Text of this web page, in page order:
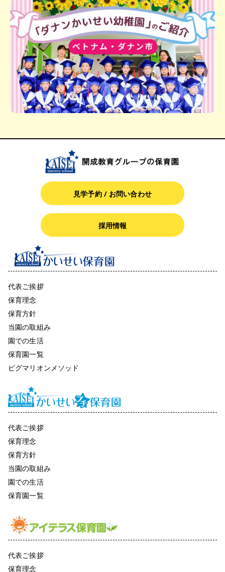
見学予約 / お問い合わせ
採用情報
代表ご挨拶
保育理念
保育方針
当園の取組み
園での生活
保育園一覧
ピグマリオンメソッド
代表ご挨拶
保育理念
保育方針
当園の取組み
園での生活
保育園一覧
代表ご挨拶
保育理念